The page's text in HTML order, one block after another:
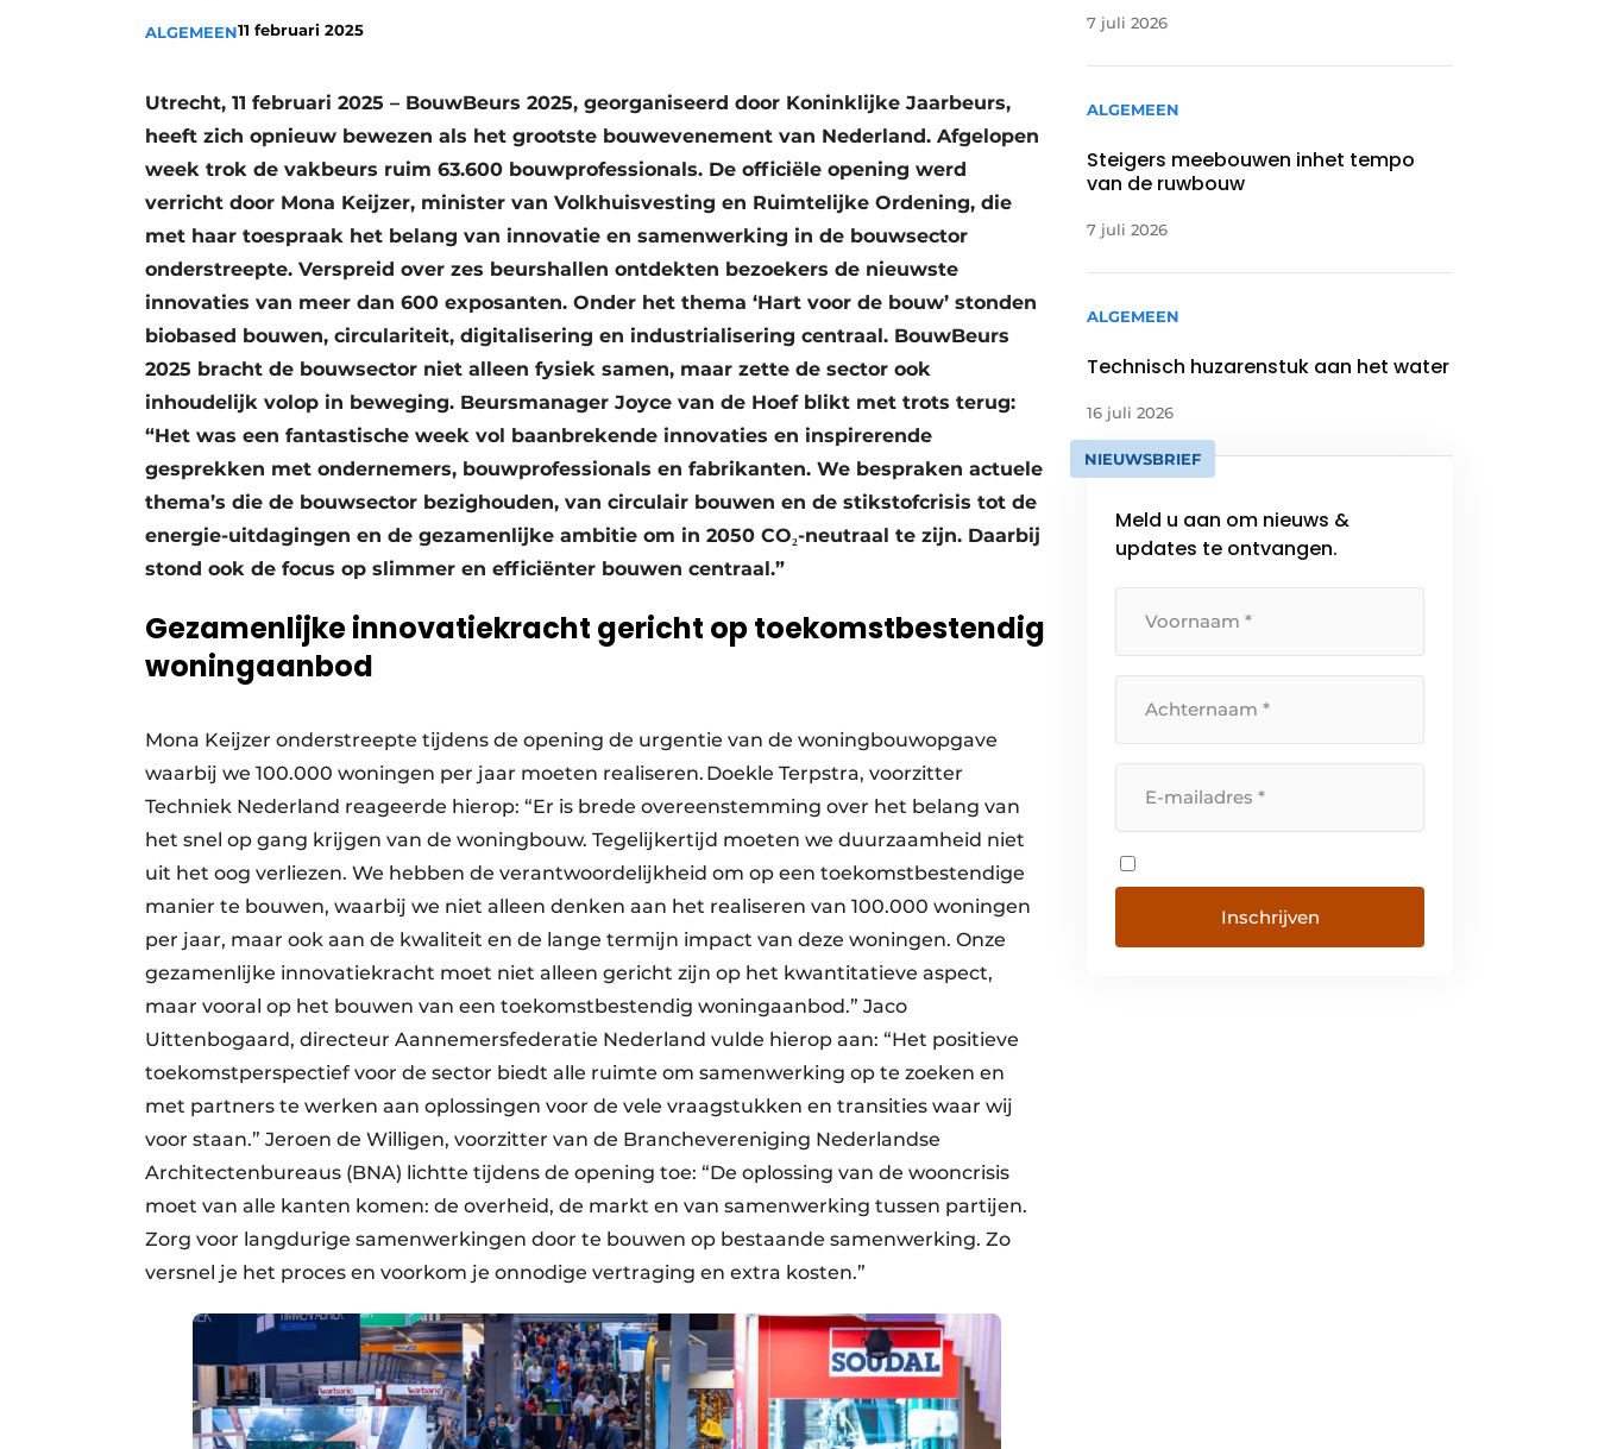
Podcasts
storymetadata
Vacature aanmelden
Video’s
ALGEMEEN11 februari 2025
Utrecht, 11 februari 2025 – BouwBeurs 2025, georganiseerd door Koninklijke Jaarbeurs,
heeft zich opnieuw bewezen als het grootste bouwevenement van Nederland. Afgelopen
week trok de vakbeurs ruim 63.600 bouwprofessionals. De officiële opening werd
verricht door Mona Keijzer, minister van Volkhuisvesting en Ruimtelijke Ordening, die
met haar toespraak het belang van innovatie en samenwerking in de bouwsector
onderstreepte. Verspreid over zes beurshallen ontdekten bezoekers de nieuwste
innovaties van meer dan 600 exposanten. Onder het thema ‘Hart voor de bouw’ stonden
biobased bouwen, circulariteit, digitalisering en industrialisering centraal. BouwBeurs
2025 bracht de bouwsector niet alleen fysiek samen, maar zette de sector ook
inhoudelijk volop in beweging. Beursmanager Joyce van de Hoef blikt met trots terug:
“Het was een fantastische week vol baanbrekende innovaties en inspirerende
gesprekken met ondernemers, bouwprofessionals en fabrikanten. We bespraken actuele
thema’s die de bouwsector bezighouden, van circulair bouwen en de stikstofcrisis tot de
energie-uitdagingen en de gezamenlijke ambitie om in 2050 CO₂-neutraal te zijn. Daarbij
stond ook de focus op slimmer en efficiënter bouwen centraal.”
Gezamenlijke innovatiekracht gericht op toekomstbestendig
woningaanbod
Mona Keijzer onderstreepte tijdens de opening de urgentie van de woningbouwopgave
waarbij we 100.000 woningen per jaar moeten realiseren. Doekle Terpstra, voorzitter
Techniek Nederland reageerde hierop: “Er is brede overeenstemming over het belang van
het snel op gang krijgen van de woningbouw. Tegelijkertijd moeten we duurzaamheid niet
uit het oog verliezen. We hebben de verantwoordelijkheid om op een toekomstbestendige
manier te bouwen, waarbij we niet alleen denken aan het realiseren van 100.000 woningen
per jaar, maar ook aan de kwaliteit en de lange termijn impact van deze woningen. Onze
gezamenlijke innovatiekracht moet niet alleen gericht zijn op het kwantitatieve aspect,
maar vooral op het bouwen van een toekomstbestendig woningaanbod.” Jaco
Uittenbogaard, directeur Aannemersfederatie Nederland vulde hierop aan: “Het positieve
toekomstperspectief voor de sector biedt alle ruimte om samenwerking op te zoeken en
met partners te werken aan oplossingen voor de vele vraagstukken en transities waar wij
voor staan.” Jeroen de Willigen, voorzitter van de Branchevereniging Nederlandse
Architectenbureaus (BNA) lichtte tijdens de opening toe: “De oplossing van de wooncrisis
moet van alle kanten komen: de overheid, de markt en van samenwerking tussen partijen.
Zorg voor langdurige samenwerkingen door te bouwen op bestaande samenwerking. Zo
versnel je het proces en voorkom je onnodige vertraging en extra kosten.”
7 juli 2026
ALGEMEEN
Steigers meebouwen inhet tempo
van de ruwbouw
7 juli 2026
ALGEMEEN
Technisch huzarenstuk aan het water
16 juli 2026
NIEUWSBRIEF
Meld u aan om nieuws &
updates te ontvangen.